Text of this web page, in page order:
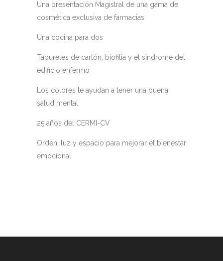
Una presentación Magistral de una gama de
cosmética exclusiva de farmacias
Una cocina para dos
Taburetes de cartón, biofilia y el síndrome del
edificio enfermo
Los colores te ayudan a tener una buena
salud mental
25 años del CERMI-CV
Orden, luz y espacio para mejorar el bienestar
emocional